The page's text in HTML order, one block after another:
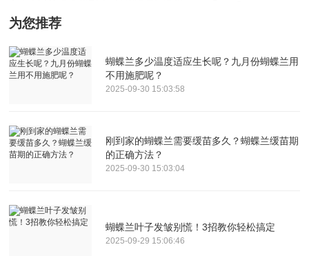
为您推荐
蝴蝶兰多少温度适应生长呢？九月份蝴蝶兰用
不用施肥呢？
2025-09-30 15:03:58
刚到家的蝴蝶兰需要缓苗多久？蝴蝶兰缓苗期
的正确方法？
2025-09-30 15:03:04
蝴蝶兰叶子发皱别慌！3招教你轻松搞定
2025-09-29 15:06:46